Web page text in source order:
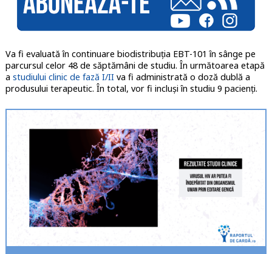
Va fi evaluată în continuare biodistribuția EBT-101 în sânge pe
parcursul celor 48 de săptămâni de studiu. În următoarea etapă
a studiului clinic de fază I/IIva fi administrată o doză dublă a
produsului terapeutic. În total, vor fi incluși în studiu 9 pacienți.